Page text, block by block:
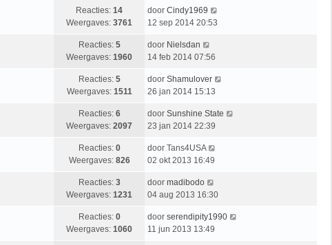
Reacties: 14
Weergaves: 3761
door Cindy1969
12 sep 2014 20:53
Reacties: 5
Weergaves: 1960
door Nielsdan
14 feb 2014 07:56
Reacties: 5
Weergaves: 1511
door Shamulover
26 jan 2014 15:13
Reacties: 6
Weergaves: 2097
door Sunshine State
23 jan 2014 22:39
Reacties: 0
Weergaves: 826
door Tans4USA
02 okt 2013 16:49
Reacties: 3
Weergaves: 1231
door madibodo
04 aug 2013 16:30
Reacties: 0
Weergaves: 1060
door serendipity1990
11 jun 2013 13:49